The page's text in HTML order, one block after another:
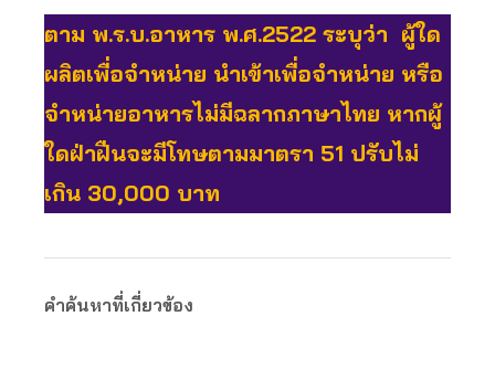
ตาม พ.ร.บ.อาหาร พ.ศ.2522 ระบุว่า ผู้ใด
ผลิตเพื่อจำหน่าย นำเข้าเพื่อจำหน่าย หรือ
จำหน่ายอาหารไม่มีฉลากภาษาไทย หากผู้
ใดฝ่าฝืนจะมีโทษตามมาตรา 51 ปรับไม่
เกิน 30,000 บาท
คำค้นหาที่เกี่ยวข้อง